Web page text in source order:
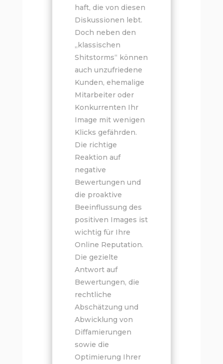
haft, die von diesen
Diskussionen lebt.
Doch neben den
„klassischen
Shitstorms“ können
auch unzufriedene
Kunden, ehemalige
Mitarbeiter oder
Konkurrenten Ihr
Image mit wenigen
Klicks gefährden.
Die richtige
Reaktion auf
negative
Bewertungen und
die proaktive
Beeinflussung des
positiven Images ist
wichtig für Ihre
Online Reputation.
Die gezielte
Antwort auf
Bewertungen, die
rechtliche
Abschätzung und
Abwicklung von
Diffamierungen
sowie die
Optimierung Ihrer